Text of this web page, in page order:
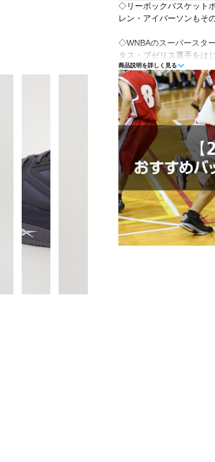
◇リーボックバスケット
レン・アイバーソンもそ
◇WNBAのスーパースタ
タス・ブゼリス選手をは
ートがオンコートで着用
■カラー(メーカー表記):
パープル(パープルフュー
■甲材(アッパー):合成繊維
■底材(ソール):ゴム底
■片足重量:390g
■片足重量代表サイズ:270
■生産国:ベトナム
商品説明を詳しく見る